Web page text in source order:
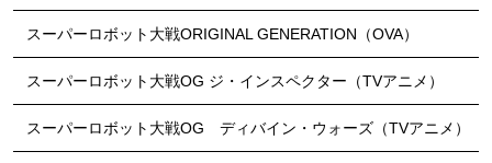
スーパーロボット大戦ORIGINAL GENERATION（OVA）
スーパーロボット大戦OG ジ・インスペクター（TVアニメ）
スーパーロボット大戦OG ディバイン・ウォーズ（TVアニメ）